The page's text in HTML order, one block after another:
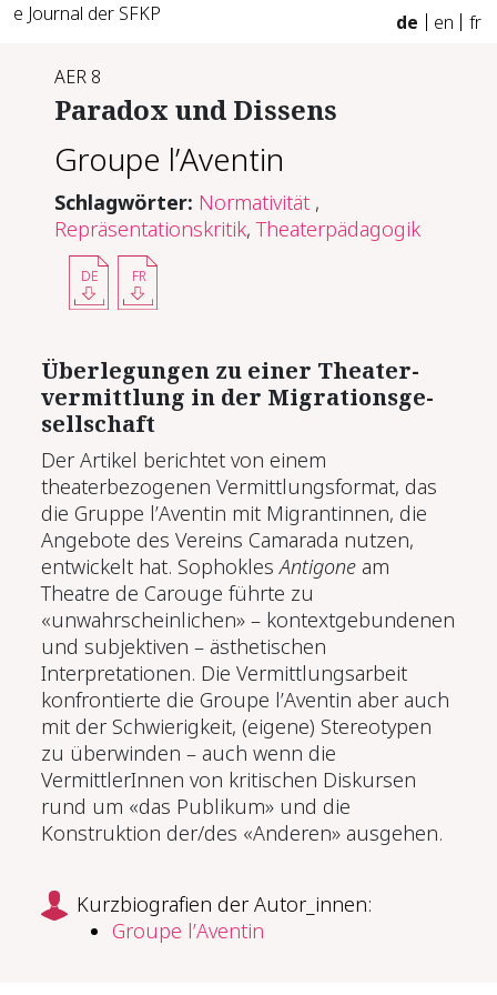
e Journal der SFKP de en fr
AER 8
Pa­ra­dox und Dis­sens
Groupe l’Aventin
Schlagwörter: Normativität ,
Repräsentationskritik, Theaterpädagogik
DE FR
Über­le­gun­gen zu ei­ner Thea­ter­
ver­mitt­lung in der Mi­gra­ti­ons­ge­
sell­schaft
Der Artikel berichtet von einem
theaterbezogenen Vermittlungsformat, das
die Gruppe l’Aventin mit Migrantinnen, die
Angebote des Vereins Camarada nutzen,
entwickelt hat. SophoklesAntigone am
Theatre de Carouge führte zu
«unwahrscheinlichen» – kontextgebundenen
und subjektiven – ästhetischen
Interpretationen. Die Vermittlungsarbeit
konfrontierte die Groupe l’Aventin aber auch
mit der Schwierigkeit, (eigene) Stereotypen
zu überwinden – auch wenn die
VermittlerInnen von kritischen Diskursen
rund um «das Publikum» und die
Konstruktion der/des «Anderen» ausgehen.
Kurzbiografien der Autor_innen:
Groupe l’Aventin